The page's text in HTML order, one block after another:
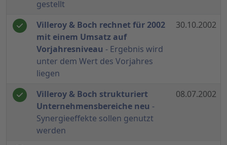
gestellt
Villeroy & Boch rechnet für 2002
mit einem Umsatz auf
Vorjahresniveau - Ergebnis wird
unter dem Wert des Vorjahres
liegen
30.10.2002
Villeroy & Boch strukturiert
Unternehmensbereiche neu -
Synergieeffekte sollen genutzt
werden
08.07.2002